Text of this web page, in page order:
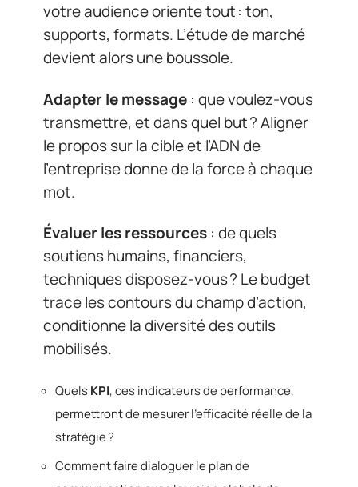
votre audience oriente tout : ton,
supports, formats. L’étude de marché
devient alors une boussole.
Adapter le message : que voulez-vous
transmettre, et dans quel but ? Aligner
le propos sur la cible et l’ADN de
l’entreprise donne de la force à chaque
mot.
Évaluer les ressources : de quels
soutiens humains, financiers,
techniques disposez-vous ? Le budget
trace les contours du champ d’action,
conditionne la diversité des outils
mobilisés.
QuelsKPI, ces indicateurs de performance,
permettront de mesurer l’efficacité réelle de la
stratégie ?
Comment faire dialoguer le plan de